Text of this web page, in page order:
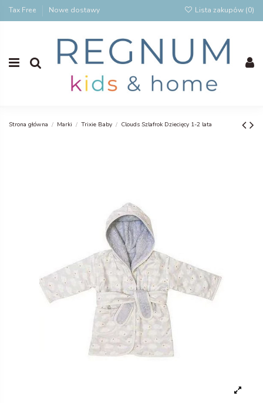
Tax Free Nowe dostawy Lista zakupów (0)
Strona główna Marki Trixie Baby Clouds Szlafrok Dziecięcy 1-2 lata